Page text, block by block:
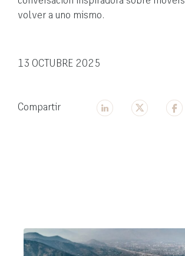
volver a uno mismo.
13 OCTUBRE 2025
Compartir